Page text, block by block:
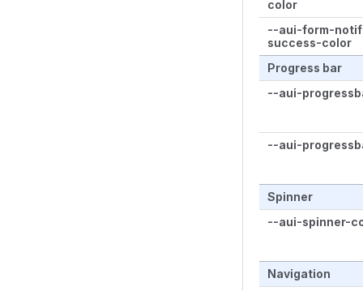
color
--aui-form-
success-color
Progress bar
--aui-
--aui-
Spinner
--aui-spinner-
Navigation